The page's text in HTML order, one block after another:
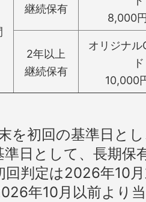
継続保有
8,000
2年以上
継続保有
オリジナル
ド
10,000
を初回の基準日と
準日として、長期保
回判定は2026年10
年10月以前より